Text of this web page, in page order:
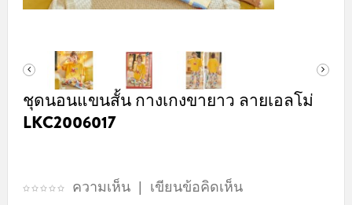
ชุดนอนแขนสั้น กางเกงขายาว ลายเอลโม่
LKC2006017
ความเห็น | เขียนข้อคิดเห็น